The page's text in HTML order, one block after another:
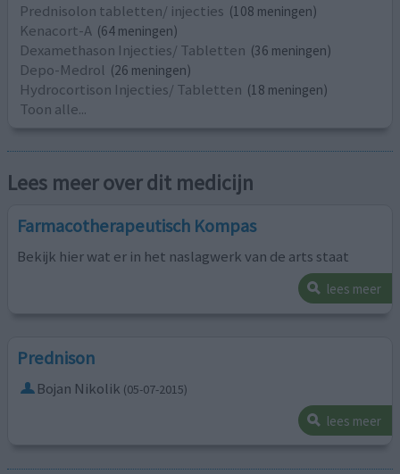
Prednisolon tabletten/ injecties (108 meningen)
Kenacort-A (64 meningen)
Dexamethason Injecties/ Tabletten (36 meningen)
Depo-Medrol (26 meningen)
Hydrocortison Injecties/ Tabletten (18 meningen)
Toon alle...
Lees meer over dit medicijn
Farmacotherapeutisch Kompas
Bekijk hier wat er in het naslagwerk van de arts staat
lees meer
Prednison
Bojan Nikolik (05-07-2015)
lees meer